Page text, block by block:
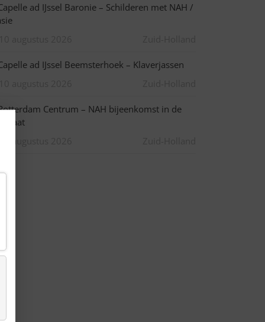
ad IJssel Baronie – Schilderen met NAH /
ad IJssel Beemsterhoek – Klaverjassen
Centrum – NAH bijeenkomst in de